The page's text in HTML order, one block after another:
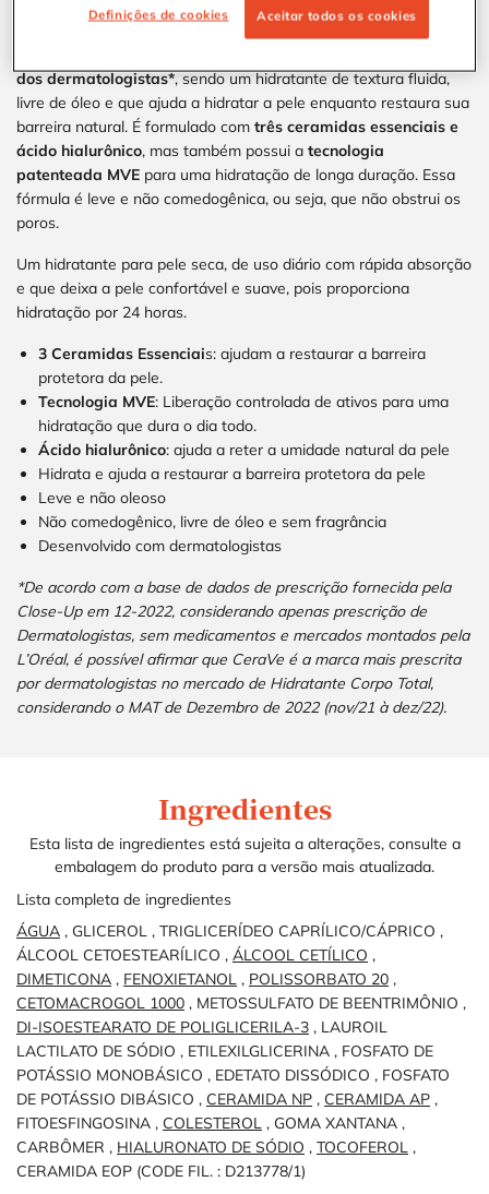
para ajudar a restaurar e manter a barreira protetora da pele.
dos dermatologistas*, sendo um hidratante de textura fluida,
livre de óleo e que ajuda a hidratar a pele enquanto restaura sua
barreira natural. É formulado com três ceramidas essenciais e
ácido hialurônico, mas também possui a tecnologia
patenteada MVE para uma hidratação de longa duração. Essa
fórmula é leve e não comedogênica, ou seja, que não obstrui os
poros.
Um hidratante para pele seca, de uso diário com rápida absorção
e que deixa a pele confortável e suave, pois proporciona
hidratação por 24 horas.
3 Ceramidas Essenciais: ajudam a restaurar a barreira
protetora da pele.
Tecnologia MVE: Liberação controlada de ativos para uma
hidratação que dura o dia todo.
Ácido hialurônico: ajuda a reter a umidade natural da pele
Hidrata e ajuda a restaurar a barreira protetora da pele
Leve e não oleoso
Não comedogênico, livre de óleo e sem fragrância
Desenvolvido com dermatologistas
*De acordo com a base de dados de prescrição fornecida pela
Close-Up em 12-2022, considerando apenas prescrição de
Dermatologistas, sem medicamentos e mercados montados pela
L’Oréal, é possível afirmar que CeraVe é a marca mais prescrita
por dermatologistas no mercado de Hidratante Corpo Total,
considerando o MAT de Dezembro de 2022 (nov/21 à dez/22).
Ingredientes
Esta lista de ingredientes está sujeita a alterações, consulte a
embalagem do produto para a versão mais atualizada.
Lista completa de ingredientes
ÁGUA , GLICEROL , TRIGLICERÍDEO CAPRÍLICO/CÁPRICO ,
ÁLCOOL CETOESTEARÍLICO , ÁLCOOL CETÍLICO ,
DIMETICONA , FENOXIETANOL , POLISSORBATO 20 ,
CETOMACROGOL 1000 , METOSSULFATO DE BEENTRIMÔNIO ,
DI-ISOESTEARATO DE POLIGLICERILA-3 , LAUROIL
LACTILATO DE SÓDIO , ETILEXILGLICERINA , FOSFATO DE
POTÁSSIO MONOBÁSICO , EDETATO DISSÓDICO , FOSFATO
DE POTÁSSIO DIBÁSICO , CERAMIDA NP , CERAMIDA AP ,
FITOESFINGOSINA , COLESTEROL , GOMA XANTANA ,
CARBÔMER , HIALURONATO DE SÓDIO , TOCOFEROL ,
CERAMIDA EOP (CODE FIL. : D213778/1)
Definições de cookies Aceitar todos os cookies